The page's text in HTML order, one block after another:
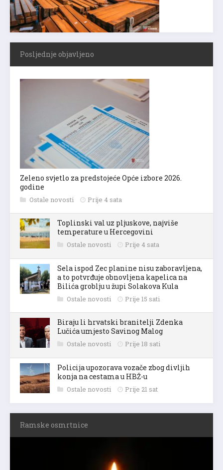
Posljednje objavljeno
Zeleno svjetlo za predstojeće Opće izbore 2026.
godine
Ostale novosti Prije 4 sata
Toplinski val uz pljuskove, najviše
temperature u Hercegovini
Ostale novosti Prije 4 sata
Sela ispod Zec planine nisu zaboravljena,
a to potvrđuje obnovljena kapelica na
Bilića groblju u župi Solakova Kula
Ostale novosti Prije 15 sati
Biraju li hrvatski branitelji Zdenka
Lučića umjesto Savinog Malog
Ostale novosti Prije 18 sati
Policija upozorava vozače zbog divljih
konja na cestama u HBŽ-u
Ostale novosti Prije 21 sat
Ramske osmrtnice